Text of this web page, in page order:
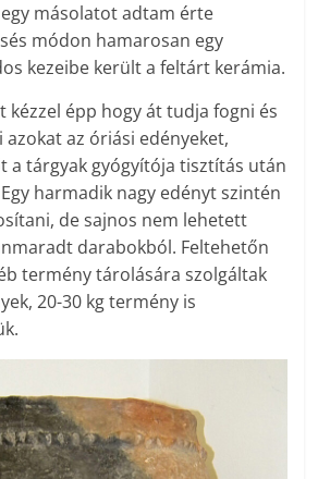
másolatot adtam érte
módon hamarosan egy
kezeibe került a feltárt kerámia.
kézzel épp hogy át tudja fogni és
az óriási edényeket,
a tárgyak gyógyítója tisztítás után
harmadik nagy edényt szintén
de sajnos nem lehetett
darabokból. Feltehetőn
termény tárolására szolgáltak
20-30 kg termény is